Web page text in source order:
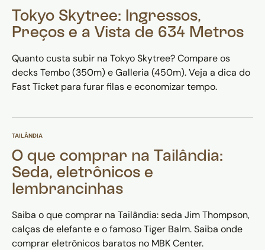
Tokyo Skytree: Ingressos,
Preços e a Vista de 634 Metros
Quanto custa subir na Tokyo Skytree? Compare os
decks Tembo (350m) e Galleria (450m). Veja a dica do
Fast Ticket para furar filas e economizar tempo.
TAILÂNDIA
O que comprar na Tailândia:
Seda, eletrônicos e
lembrancinhas
Saiba o que comprar na Tailândia: seda Jim Thompson,
calças de elefante e o famoso Tiger Balm. Saiba onde
comprar eletrônicos baratos no MBK Center.